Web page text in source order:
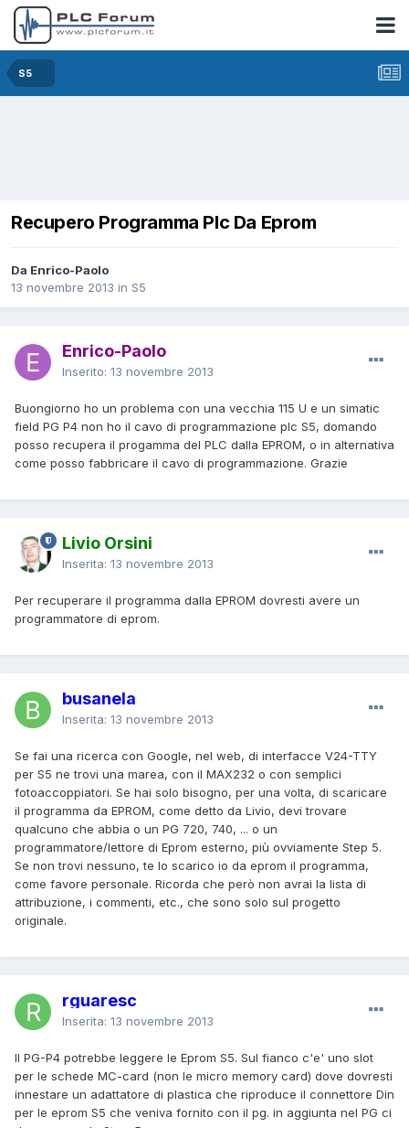
S5
Recupero Programma Plc Da Eprom
Da Enrico-Paolo
13 novembre 2013 in S5
Enrico-Paolo
Inserito: 13 novembre 2013
Buongiorno ho un problema con una vecchia 115 U e un simatic
field PG P4 non ho il cavo di programmazione plc S5, domando
posso recupera il progamma del PLC dalla EPROM, o in alternativa
come posso fabbricare il cavo di programmazione. Grazie
Livio Orsini
Inserita: 13 novembre 2013
Per recuperare il programma dalla EPROM dovresti avere un
programmatore di eprom.
busanela
Inserita: 13 novembre 2013
Se fai una ricerca con Google, nel web, di interfacce V24-TTY
per S5 ne trovi una marea, con il MAX232 o con semplici
fotoaccoppiatori. Se hai solo bisogno, per una volta, di scaricare
il programma da EPROM, come detto da Livio, devi trovare
qualcuno che abbia o un PG 720, 740, ... o un
programmatore/lettore di Eprom esterno, più ovviamente Step 5.
Se non trovi nessuno, te lo scarico io da eprom il programma,
come favore personale. Ricorda che però non avrai la lista di
attribuzione, i commenti, etc., che sono solo sul progetto
originale.
rguaresc
Inserita: 13 novembre 2013
Il PG-P4 potrebbe leggere le Eprom S5. Sul fianco c'e' uno slot
per le schede MC-card (non le micro memory card) dove dovresti
innestare un adattatore di plastica che riproduce il connettore Din
per le eprom S5 che veniva fornito con il pg. in aggiunta nel PG ci